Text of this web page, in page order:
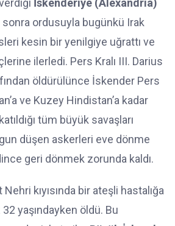
sonra ordusuyla bugünkü Irak
kesin bir yenilgiye uğrattı ve
ilerledi. Pers Kralı III. Darius
öldürülünce İskender Pers
ve Kuzey Hindistan’a kadar
tüm büyük savaşları
düşen askerleri eve dönme
geri dönmek zorunda kaldı.
Nehri kıyısında bir ateşli hastalığa
yaşındayken öldü. Bu